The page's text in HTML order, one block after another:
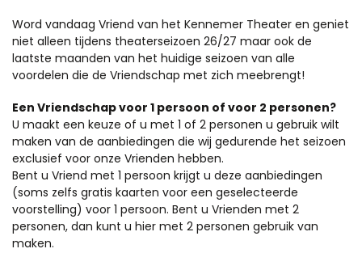
Word vandaag Vriend van het Kennemer Theater en geniet
niet alleen tijdens theaterseizoen 26/27 maar ook de
laatste maanden van het huidige seizoen van alle
voordelen die de Vriendschap met zich meebrengt!
Een Vriendschap voor 1 persoon of voor 2 personen?
U maakt een keuze of u met 1 of 2 personen u gebruik wilt
maken van de aanbiedingen die wij gedurende het seizoen
exclusief voor onze Vrienden hebben.
Bent u Vriend met 1 persoon krijgt u deze aanbiedingen
(soms zelfs gratis kaarten voor een geselecteerde
voorstelling) voor 1 persoon. Bent u Vrienden met 2
personen, dan kunt u hier met 2 personen gebruik van
maken.